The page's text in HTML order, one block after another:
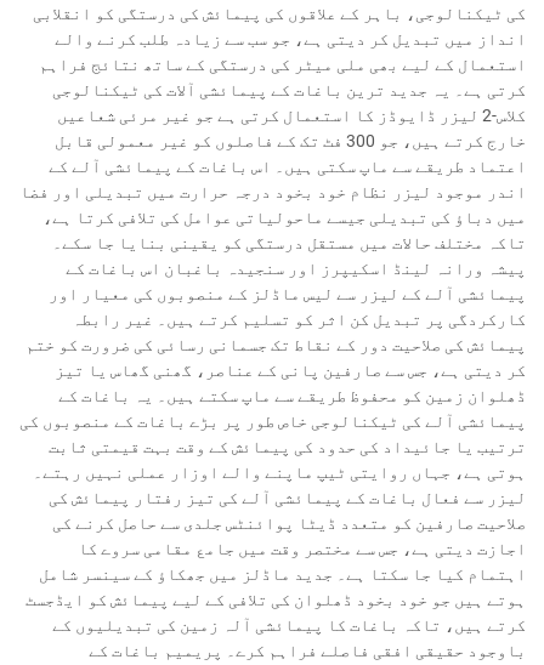
کی ٹیکنالوجی، باہر کے علاقوں کی پیمائش کی درستگی کو انقلابی
انداز میں تبدیل کر دیتی ہے، جو سب سے زیادہ طلب کرنے والے
استعمال کے لیے بھی ملی میٹر کی درستگی کے ساتھ نتائج فراہم
کرتی ہے۔ یہ جدید ترین باغات کے پیمائشی آلات کی ٹیکنالوجی
کلاس-2 لیزر ڈایوڈز کا استعمال کرتی ہے جو غیر مرئی شعاعیں
خارج کرتے ہیں، جو 300 فٹ تک کے فاصلوں کو غیر معمولی قابل
اعتماد طریقے سے ماپ سکتی ہیں۔ اس باغات کے پیمائشی آلے کے
اندر موجود لیزر نظام خود بخود درجہ حرارت میں تبدیلی اور فضا
میں دباؤ کی تبدیلی جیسے ماحولیاتی عوامل کی تلافی کرتا ہے،
تاکہ مختلف حالات میں مستقل درستگی کو یقینی بنایا جا سکے۔
پیشہ ورانہ لینڈ اسکیپرز اور سنجیدہ باغبان اس باغات کے
پیمائشی آلے کے لیزر سے لیس ماڈلز کے منصوبوں کی معیار اور
کارکردگی پر تبدیل کن اثر کو تسلیم کرتے ہیں۔ غیر رابطہ
پیمائش کی صلاحیت دور کے نقاط تک جسمانی رسائی کی ضرورت کو ختم
کر دیتی ہے، جس سے صارفین پانی کے عناصر، گھنی گھاس یا تیز
ڈھلوان زمین کو محفوظ طریقے سے ماپ سکتے ہیں۔ یہ باغات کے
پیمائشی آلے کی ٹیکنالوجی خاص طور پر بڑے باغات کے منصوبوں کی
ترتیب یا جائیداد کی حدود کی پیمائش کے وقت بہت قیمتی ثابت
ہوتی ہے، جہاں روایتی ٹیپ ماپنے والے اوزار عملی نہیں رہتے۔
لیزر سے فعال باغات کے پیمائشی آلے کی تیز رفتار پیمائش کی
صلاحیت صارفین کو متعدد ڈیٹا پوائنٹس جلدی سے حاصل کرنے کی
اجازت دیتی ہے، جس سے مختصر وقت میں جامع مقامی سروے کا
اہتمام کیا جا سکتا ہے۔ جدید ماڈلز میں جھکاؤ کے سینسر شامل
ہوتے ہیں جو خود بخود ڈھلوان کی تلافی کے لیے پیمائش کو ایڈجسٹ
کرتے ہیں، تاکہ باغات کا پیمائشی آلہ زمین کی تبدیلیوں کے
باوجود حقیقی افقی فاصلے فراہم کرے۔ پریمیم باغات کے